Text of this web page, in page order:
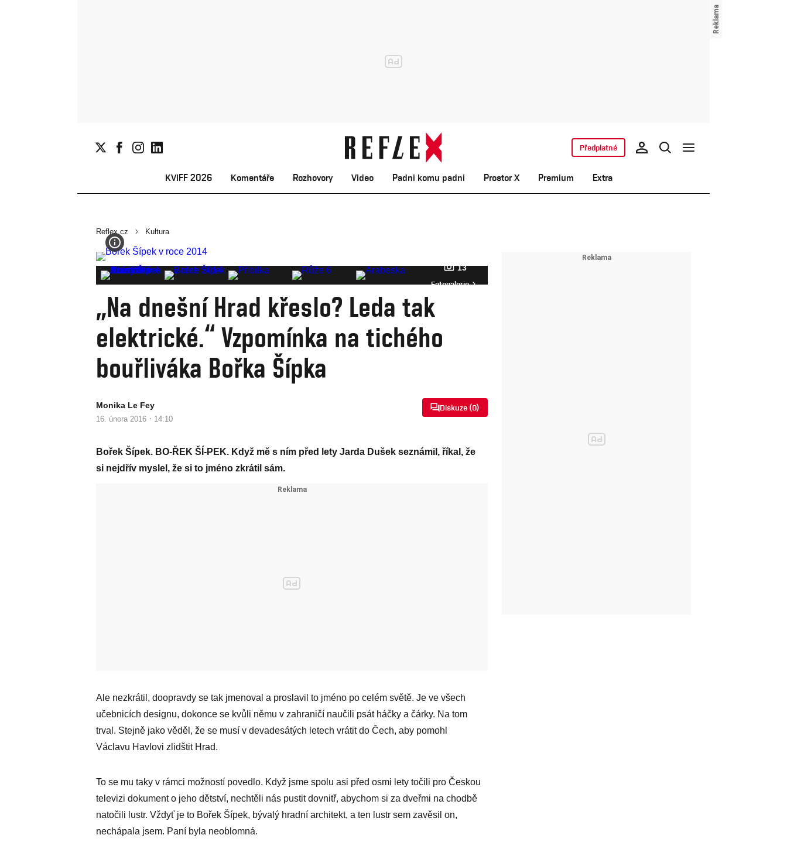
KVIFF 2026 Komentáře Rozhovory Video Padni komu padni Prostor X Premium Extra
Předplatné
Reflex.cz Kultura
13
Fotogalerie
„Na dnešní Hrad křeslo? Leda tak
elektrické.“ Vzpomínka na tichého
bouřliváka Bořka Šípka
Monika Le Fey
16. února 2016 · 14:10
Diskuze (0)
Bořek Šípek. BO-ŘEK ŠÍ-PEK. Když mě s ním před lety Jarda Dušek seznámil, říkal, že
si nejdřív myslel, že si to jméno zkrátil sám.
Ale nezkrátil, doopravdy se tak jmenoval a proslavil to jméno po celém světě. Je ve všech
učebnicích designu, dokonce se kvůli němu v zahraničí naučili psát háčky a čárky. Na tom
trval. Stejně jako věděl, že se musí v devadesátých letech vrátit do Čech, aby pomohl
Václavu Havlovi zlidštit Hrad.
To se mu taky v rámci možností povedlo. Když jsme spolu asi před osmi lety točili pro Českou
televizi dokument o jeho dětství, nechtěli nás pustit dovnitř, abychom si za dveřmi na chodbě
natočili lustr. Vždyť je to Bořek Šípek, bývalý hradní architekt, a ten lustr sem zavěsil on,
nechápala jsem. Paní byla neoblomná.